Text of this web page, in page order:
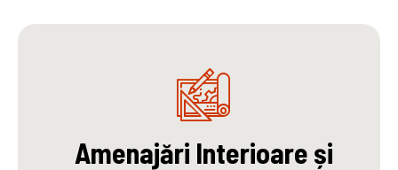
Amenajări Interioare și